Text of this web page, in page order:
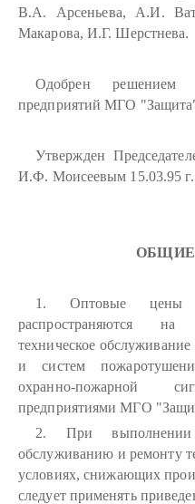
В.А. Арсеньева, А.И.
Макарова, И.Г. Шерстнева.
Одобрен решением
предприятий МГО "Защита"
Утвержден
И.Ф. Моисеевым 15.03.95 г.
ОБЩИЕ
1. Оптовые цены
распространяются на
техническое
и систем
охранно-пожарной
предприятиями МГО
2. При выполнении
обслуживанию и ремонту
условиях, снижающих
следует применять